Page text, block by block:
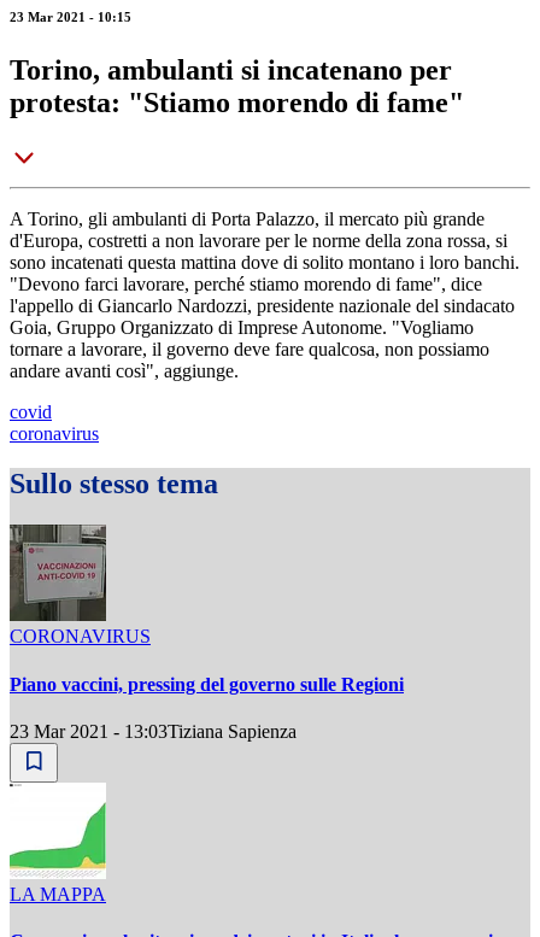
23 Mar 2021 - 10:15
Torino, ambulanti si incatenano per
protesta: "Stiamo morendo di fame"
A Torino, gli ambulanti di Porta Palazzo, il mercato più grande
d'Europa, costretti a non lavorare per le norme della zona rossa, si
sono incatenati questa mattina dove di solito montano i loro banchi.
"Devono farci lavorare, perché stiamo morendo di fame", dice
l'appello di Giancarlo Nardozzi, presidente nazionale del sindacato
Goia, Gruppo Organizzato di Imprese Autonome. "Vogliamo
tornare a lavorare, il governo deve fare qualcosa, non possiamo
andare avanti così", aggiunge.
covid
coronavirus
Sullo stesso tema
CORONAVIRUS
Piano vaccini, pressing del governo sulle Regioni
23 Mar 2021 - 13:03Tiziana Sapienza
LA MAPPA